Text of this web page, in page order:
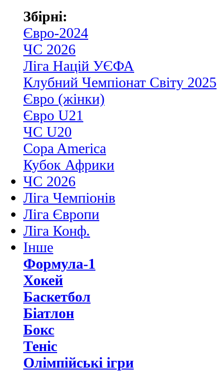
Збірні:
Євро-2024
ЧС 2026
Ліга Націй УЄФА
Клубний Чемпіонат Світу 2025
Євро (жінки)
Євро U21
ЧС U20
Copa America
Кубок Африки
ЧС 2026
Ліга Чемпіонів
Ліга Європи
Ліга Конф.
Інше
Формула-1
Хокей
Баскетбол
Біатлон
Бокс
Теніс
Олімпійські ігри